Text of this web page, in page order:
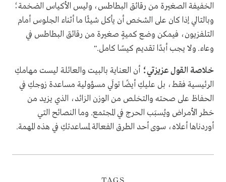
الخفيفة الصغيرة من رقائق البطاطس، وليس الأكياس الضخمة؛
وبالتالي إذا كان على الشخص أن يأكل شيئًا ما أثناء الجلوس أمام
التلفزيون، فيمكن وضع كميةٍ صغيرة من رقائق البطاطس في
وعاء. ولا يجب أبدًا تقديم كيسًا كامل."
خلاصة القول عزيزتي؛ أن العناية بالبيت والعائلة ليست مهامكِ
الرئيسية فقط، بل عليكِ أيضًا تولَي مسؤولية مساعدة زوجكِ في
الحفاظ على صحته والتخلص من الوزن الزائد، الذي يزيد من
خطر الأمراض ويُسبَب الحرج في المجتمع. وما النصائح التي
أوردناها أعلاه، سوى أحد الطرق الفعالة لمساعدتكِ في هذه المهمة.